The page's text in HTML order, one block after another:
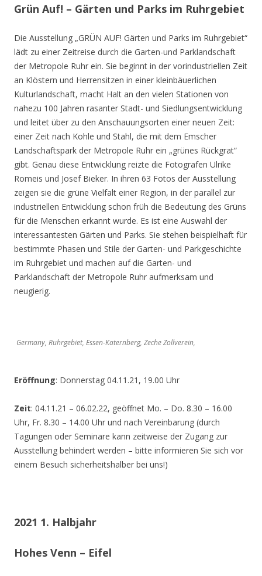
Grün Auf! – Gärten und Parks im Ruhrgebiet
Die Ausstellung „GRÜN AUF! Gärten und Parks im Ruhrgebiet“
lädt zu einer Zeitreise durch die Garten-und Parklandschaft
der Metropole Ruhr ein. Sie beginnt in der vorindustriellen Zeit
an Klöstern und Herrensitzen in einer kleinbäuerlichen
Kulturlandschaft, macht Halt an den vielen Stationen von
nahezu 100 Jahren rasanter Stadt- und Siedlungsentwicklung
und leitet über zu den Anschauungsorten einer neuen Zeit:
einer Zeit nach Kohle und Stahl, die mit dem Emscher
Landschaftspark der Metropole Ruhr ein „grünes Rückgrat“
gibt. Genau diese Entwicklung reizte die Fotografen Ulrike
Romeis und Josef Bieker. In ihren 63 Fotos der Ausstellung
zeigen sie die grüne Vielfalt einer Region, in der parallel zur
industriellen Entwicklung schon früh die Bedeutung des Grüns
für die Menschen erkannt wurde. Es ist eine Auswahl der
interessantesten Gärten und Parks. Sie stehen beispielhaft für
bestimmte Phasen und Stile der Garten- und Parkgeschichte
im Ruhrgebiet und machen auf die Garten- und
Parklandschaft der Metropole Ruhr aufmerksam und
neugierig.
Germany, Ruhrgebiet, Essen-Katernberg, Zeche Zollverein,
Eröffnung: Donnerstag 04.11.21, 19.00 Uhr
Zeit: 04.11.21 – 06.02.22, geöffnet Mo. – Do. 8.30 – 16.00
Uhr, Fr. 8.30 – 14.00 Uhr und nach Vereinbarung (durch
Tagungen oder Seminare kann zeitweise der Zugang zur
Ausstellung behindert werden – bitte informieren Sie sich vor
einem Besuch sicherheitshalber bei uns!)
2021 1. Halbjahr
Hohes Venn – Eifel